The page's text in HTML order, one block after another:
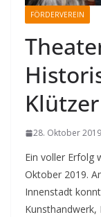
FÖRDERVEREIN
28. Oktober 2019
Ein voller Erfolg
Oktober 2019.
Innenstadt